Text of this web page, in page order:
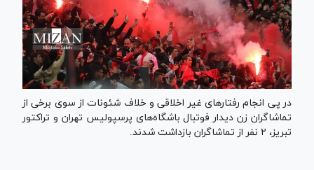
در پی انجام رفتار‌های غیر اخلاقی و خلاف شئونات از سوی برخی از
تماشاگران زن دیدار فوتبال باشگاه‌های پرسپولیس تهران و تراکتور
تبریز، ۲ نفر از تماشاگران بازداشت شدند.